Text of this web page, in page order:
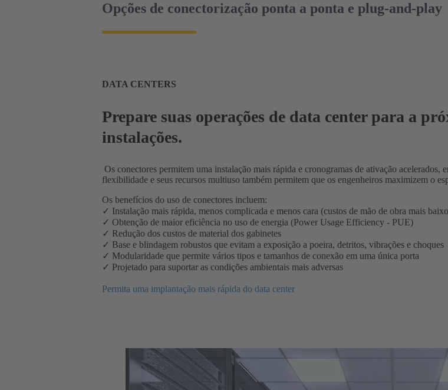
Opções de conectorização ponta a ponta e plug-and-play
DATA CENTERS
Prepare suas operações de data center para a
instalações.
Os conectores permitem uma instalação mais rápida e cronogramas de ativação acelerados,
flexibilidade e seus recursos multiuso também permitem que os engenheiros maximizem o
Os benefícios do uso de conectores incluem:
✓ Instalação mais rápida, menos complicada e menos cara (custos de mão de obra mais
✓ Obtenção de maior eficiência no uso de energia (Power Usage Efficiency - PUE)
✓ Redução dos custos de material dos gabinetes
✓ Base e blindagem robustos que evitam a exposição a poeira, detritos, vibrações e choques
✓ Modularidade que permite vários tipos e tamanhos de conexão em uma única porta
✓ Projetado para suportar as condições ambientais mais adversas
Permita uma implantação mais rápida do data center